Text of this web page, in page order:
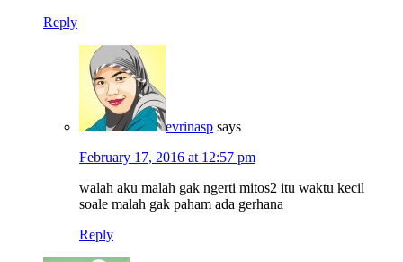
Reply
evrinasp says
February 17, 2016 at 12:57 pm
walah aku malah gak ngerti mitos2 itu waktu kecil
soale malah gak paham ada gerhana
Reply